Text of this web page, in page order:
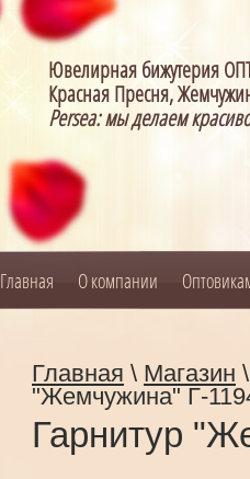
Ювелирная бижутерия
Красная Пресня,
Persea: мы делаем
Главная О компании
Главная \ Магазин
"Жемчужина" Г-
Гарнитур